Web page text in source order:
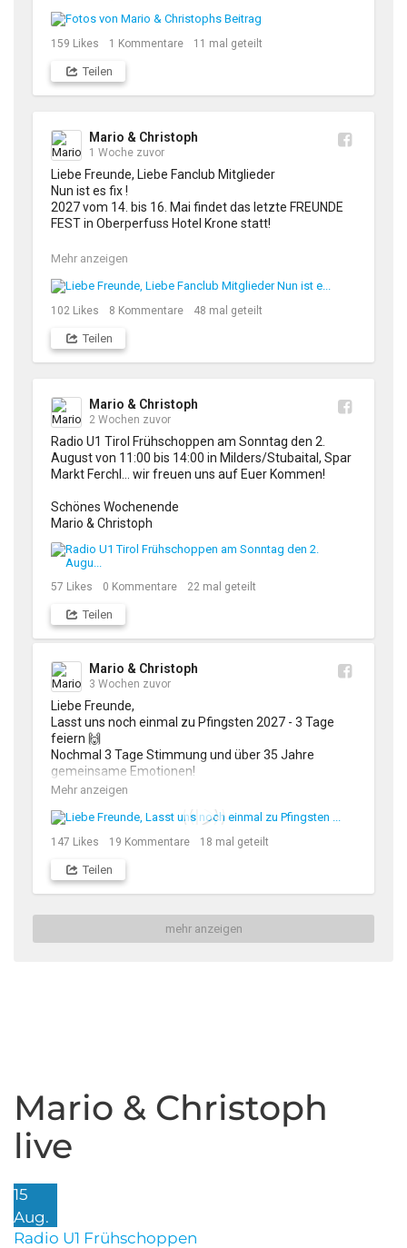
#rotzlöfll #musibriada #stubai #stubaital #neustift
159 Likes 1 Kommentare 11 mal geteilt
Teilen
Mario & Christoph
1 Woche zuvor
Liebe Freunde, Liebe Fanclub Mitglieder
Nun ist es fix !
2027 vom 14. bis 16. Mai findet das letzte FREUNDE
FEST in Oberperfuss Hotel Krone statt!
Sichert euch noch die Tickets für unser letztes
Seit 1995 veranstalteten wir zuerst das „Servus
Freunde Fest vom ALPENTRIO TIROL in Neustift im
Stubaital (Festzelt mit täglich 6.000 Besucher) dann
wechselten wir in die WM Halle nach Seefeld, ab 2012
feinen Rahmen unser „Freunde Fest“ in Oberperfuss
Hotel Krone;
NUN MACHEN WIR schweren Herzens SCHLUSS und
wollen uns nochmal vor Demut zu Euch, für die
Jahrzehnte lange Treue recht herzlich bedanken!
allen! Vergelts Gott 👏🫶🤝
Tickets auf unserer Homepage
https://marioundchristoph.at/index....
nächsten Zeit mehr Informationen geben können;
Bitte habt noch ein wenig Geduld;
Hochachtungsvoll und mit vollem Respekt und
Dankbarkeit
Mario & Christoph
#marioundchristoph #ChorusMusic #fans #danke
#respekt #music
Mehr anzeigen
102 Likes 8 Kommentare 48 mal geteilt
Teilen
Mario & Christoph
2 Wochen zuvor
Radio U1 Tirol Frühschoppen am Sonntag den 2.
August von 11:00 bis 14:00 in Milders/Stubaital, Spar
Markt Ferchl… wir freuen uns auf Euer Kommen!
Schönes Wochenende
Mario & Christoph
57 Likes 0 Kommentare 22 mal geteilt
Teilen
Mario & Christoph
3 Wochen zuvor
Liebe Freunde,
Lasst uns noch einmal zu Pfingsten 2027 - 3 Tage
feiern 🙌
Nochmal 3 Tage Stimmung und über 35 Jahre
gemeinsame Emotionen!
Sichert euch rechtzeitig die Tickets auf unserer
https://marioundchristoph.at/index....
Schönes Wochenende und liebe Grüße
Mario & Christoph
#marioundchristoph #stimmung #party #feiern
#Pfingsten #dannkampaula #alpentriotirol
Mehr anzeigen
147 Likes 19 Kommentare 18 mal geteilt
Teilen
mehr anzeigen
Mario & Christoph
live
15
Aug.
Radio U1 Frühschoppen